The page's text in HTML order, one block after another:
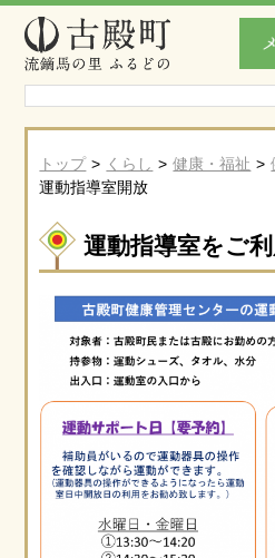
トップ くらし 健康・福祉
運動指導室開放
運動指導室をご